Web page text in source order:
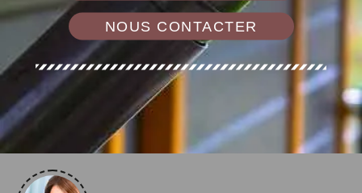
NOUS CONTACTER